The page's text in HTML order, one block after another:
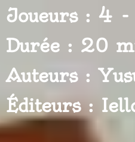
Joueurs : 4
Durée : 20
Auteurs :
Éditeurs :